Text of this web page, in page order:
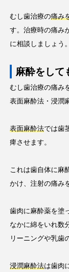
むし歯治療の痛み
す。治療時の痛み
に相談しましょう。
麻酔をして
むし歯治療の痛み
表面麻酔法・浸潤
表面麻酔法では歯
痺させます。
これは歯自体に麻
かけ、注射の痛み
歯肉に麻酔薬を塗
なかに綿をいれ数
リーニングや乳歯
浸潤麻酔法は歯肉